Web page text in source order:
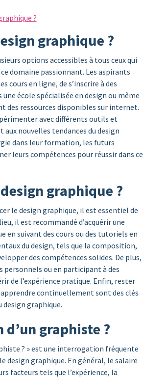
?
graphique ?
options accessibles à tous ceux qui
domaine passionnant. Les aspirants
cours en ligne, de s’inscrire à des
école spécialisée en design ou même
des ressources disponibles sur internet.
avec différents outils et
nouvelles tendances du design
dans leur formation, les futurs
leurs compétences pour réussir dans ce
graphique ?
le design graphique, il est essentiel de
il est recommandé d’acquérir une
en suivant des cours ou des tutoriels en
du design, tels que la composition,
des compétences solides. De plus,
ou en participant à des
de l’expérience pratique. Enfin, rester
continuellement sont des clés
graphique.
graphiste ?
? » est une interrogation fréquente
design graphique. En général, le salaire
facteurs tels que l’expérience, la